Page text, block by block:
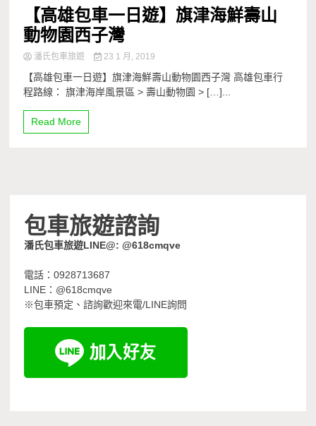
【高雄包車一日遊】旗津海鮮壽山
動物園西子灣
潘氏包車旅遊 23 1 月, 2019
【高雄包車一日遊】旗津海鮮壽山動物園西子灣 高雄包車行
程路線： 旗津海岸風景區 > 壽山動物園 > […]...
Read More
包車旅遊諮詢
潘氏包車旅遊LINE@: @618cmqve
電話：0928713687
LINE：@618cmqve
※包車預定、諮詢歡迎來電/LINE詢問